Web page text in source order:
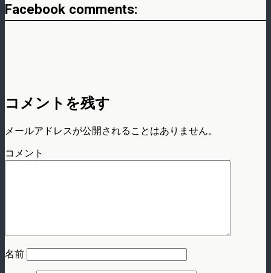
Facebook comments:
コメントを残す
メールアドレスが公開されることはありません。
コメント
名前